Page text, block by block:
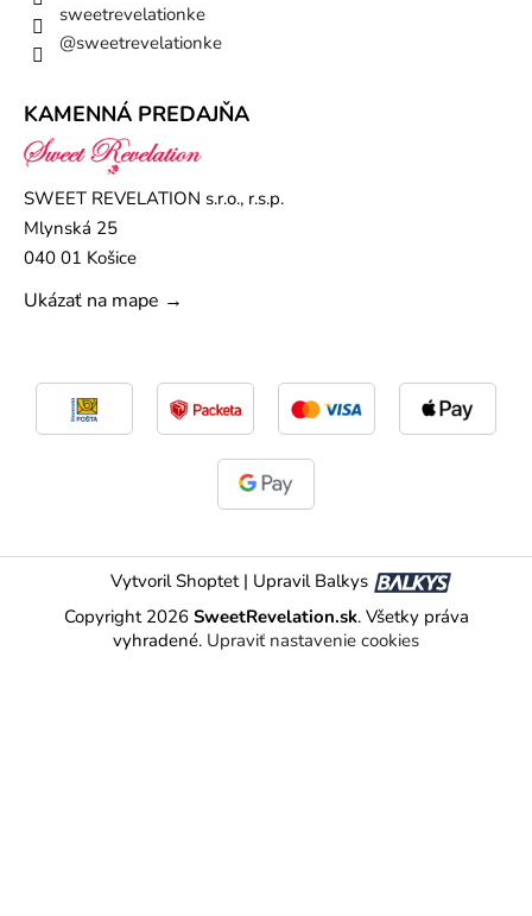
sweetrevelationke
@sweetrevelationke
KAMENNÁ PREDAJŇA
SWEET REVELATION s.r.o., r.s.p.
Mlynská 25
040 01 Košice
Ukázať na mape →
Vytvoril Shoptet | Upravil Balkys
Copyright 2026 SweetRevelation.sk. Všetky práva
vyhradené. Upraviť nastavenie cookies